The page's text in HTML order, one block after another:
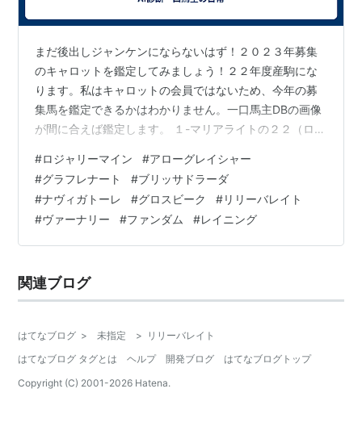
まだ後出しジャンケンにならないはず！２０２３年募集
のキャロットを鑑定してみましょう！２２年度産駒にな
ります。私はキャロットの会員ではないため、今年の募
集馬を鑑定できるかはわかりません。一口馬主DBの画像
が間に合えば鑑定します。 １-マリアライトの２２（ロジ
２-ザズーの２２（アローグレイシャー） ＝ ３勝以上し
てくれそうな予感６０％ ３-ヴィルデローゼの２２（グラ
フレナート） ＝ 未勝利～２勝あたりで終わりそうな予感
１００％ ４-ラドラーダの２２（ブリッサドラーダ） ＝
未勝利あたりで終わりそうな予感１００％ ５-アヴェンチ
#ロジャリーマイン #アローグレイシャー
#グラフレナート #ブリッサドラーダ
#ナヴィガトーレ #グロスビーク #リリーバレイト
#ヴァーナリー #ファンダム #レイニング
関連ブログ
はてなブログ > 未指定 >
リリーバレイト
はてなブログ タグとは
ヘルプ 開発ブログ
はてなブログトップ
Copyright (C) 2001-2026 Hatena.